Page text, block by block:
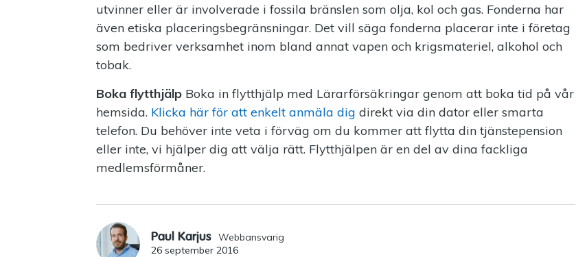
utvinner eller är involverade i fossila bränslen som olja, kol och gas. Fonderna har
även etiska placeringsbegränsningar. Det vill säga fonderna placerar inte i företag
som bedriver verksamhet inom bland annat vapen och krigsmateriel, alkohol och
tobak.
Boka flytthjälp Boka in flytthjälp med Lärarförsäkringar genom att boka tid på vår
hemsida. Klicka här för att enkelt anmäla dig direkt via din dator eller smarta
telefon. Du behöver inte veta i förväg om du kommer att flytta din tjänstepension
eller inte, vi hjälper dig att välja rätt. Flytthjälpen är en del av dina fackliga
medlemsförmåner.
Paul Karjus Webbansvarig
26 september 2016